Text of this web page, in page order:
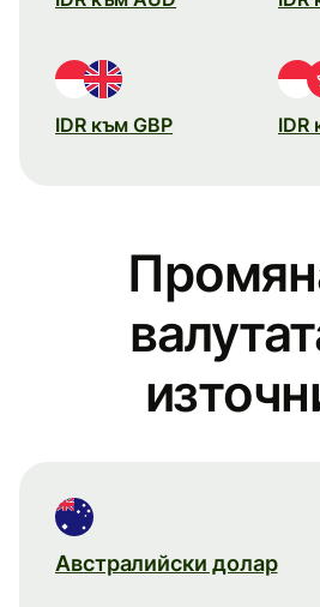
IDR към GBP IDR
Австралийски долар